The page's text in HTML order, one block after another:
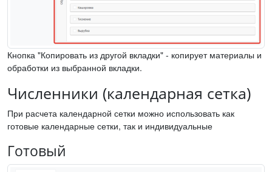
Кнопка "Копировать из другой вкладки" - копирует материалы и
обработки из выбранной вкладки.
Численники (календарная сетка)
При расчета календарной сетки можно использовать как
готовые календарные сетки, так и индивидуальные
Готовый